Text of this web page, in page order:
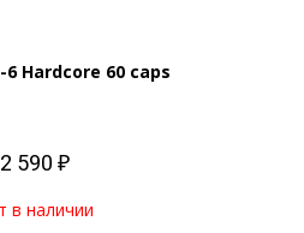
Hardcore 60 caps
2 590 ₽
в наличии